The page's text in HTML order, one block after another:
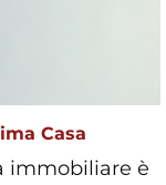
Casa
immobiliare è